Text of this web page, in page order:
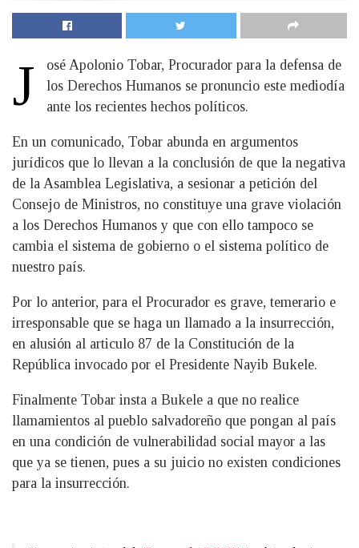
J
osé Apolonio Tobar, Procurador para la defensa de
los Derechos Humanos se pronuncio este mediodía
ante los recientes hechos políticos.
En un comunicado, Tobar abunda en argumentos
jurídicos que lo llevan a la conclusión de que la negativa
de la Asamblea Legislativa, a sesionar a petición del
Consejo de Ministros, no constituye una grave violación
a los Derechos Humanos y que con ello tampoco se
cambia el sistema de gobierno o el sistema político de
nuestro país.
Por lo anterior, para el Procurador es grave, temerario e
irresponsable que se haga un llamado a la insurrección,
en alusión al articulo 87 de la Constitución de la
República invocado por el Presidente Nayib Bukele.
Finalmente Tobar insta a Bukele a que no realice
llamamientos al pueblo salvadoreño que pongan al país
en una condición de vulnerabilidad social mayor a las
que ya se tienen, pues a su juicio no existen condiciones
para la insurrección.